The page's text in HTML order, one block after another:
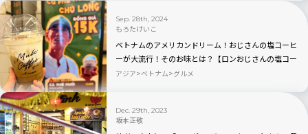
Sep. 28th, 2024
もろたけいこ
ベトナムのアメリカンドリーム！おじさんの塩コーヒ
ーが大流行！そのお味とは？【ロンおじさんの塩コー
ヒー】
アジア ベトナム グルメ
Dec. 29th, 2023
坂本正敬